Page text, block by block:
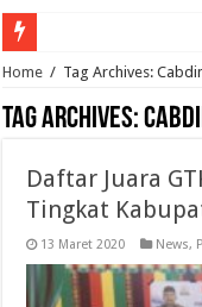
Puluhan Guru Berkumpul di
Home / Tag Archives:
Tag Archives:
Daftar Juara
Tingkat
13 Maret 2020 News,